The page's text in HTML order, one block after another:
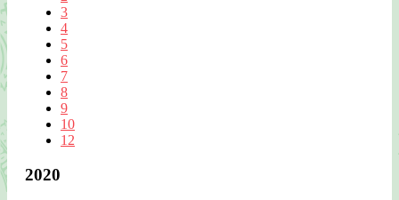
3
4
5
6
7
8
9
10
12
2020